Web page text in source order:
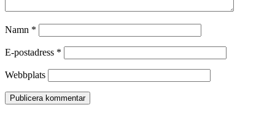
Namn *
E-postadress *
Webbplats